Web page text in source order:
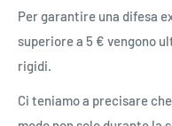
Per garantire una difesa
superiore a 5 € vengono
rigidi.
Ci teniamo a precisare